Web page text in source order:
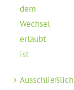
dem
Wechsel
erlaubt
ist